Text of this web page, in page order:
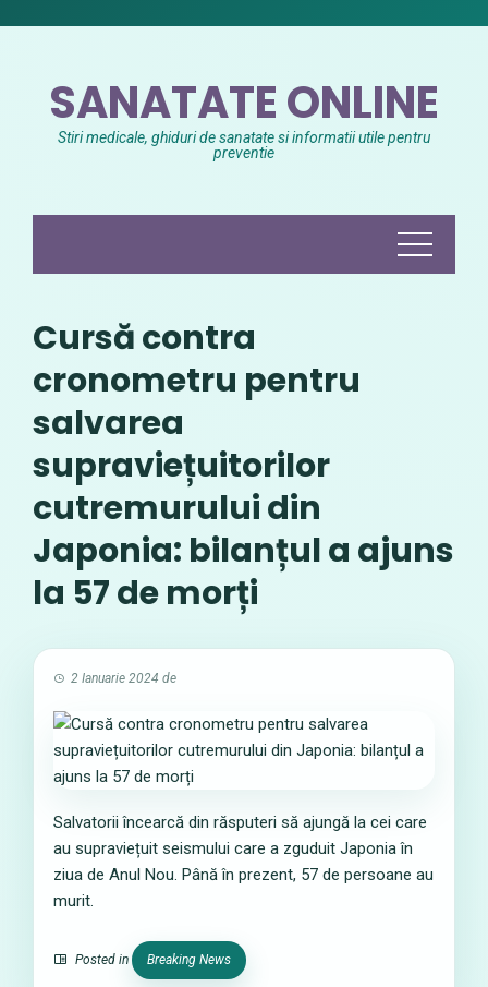
SANATATE ONLINE
Stiri medicale, ghiduri de sanatate si informatii utile pentru
preventie
Cursă contra
cronometru pentru
salvarea
supraviețuitorilor
cutremurului din
Japonia: bilanțul a ajuns
la 57 de morți
2 Ianuarie 2024 de
Salvatorii încearcă din răsputeri să ajungă la cei care
au supraviețuit seismului care a zguduit Japonia în
ziua de Anul Nou. Până în prezent, 57 de persoane au
murit.
Posted in Breaking News